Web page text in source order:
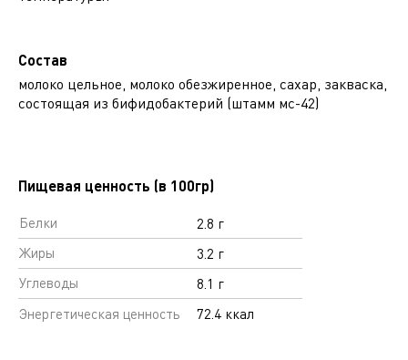
Состав
молоко цельное, молоко обезжиренное, сахар, закваска,
состоящая из бифидобактерий (штамм мс-42)
Пищевая ценность (в 100гр)
Белки
2.8 г
Жиры
3.2 г
Углеводы
8.1 г
Энергетическая ценность
72.4 ккал